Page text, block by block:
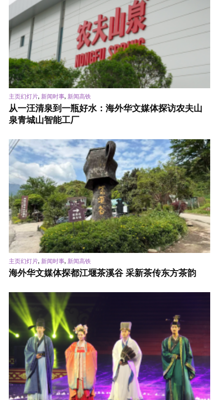
主页幻灯片, 新闻时事, 新闻高铁
从一汪清泉到一瓶好水：海外华文媒体探访农夫山
泉青城山智能工厂
主页幻灯片, 新闻时事, 新闻高铁
海外华文媒体探都江堰茶溪谷 采新茶传东方茶韵